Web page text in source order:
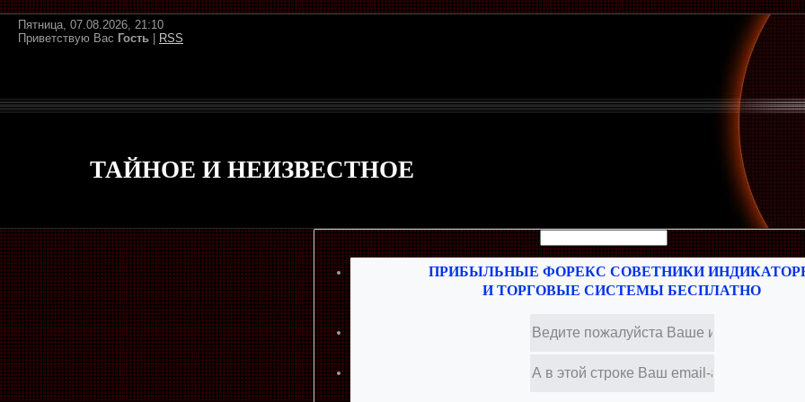
Пятница, 07.08.2026, 21:10
Приветствую Вас Гость RSS
ТАЙНОЕ И НЕИЗВЕСТНОЕ
ПРИБЫЛЬНЫЕ ФОРЕКС СОВЕТНИКИ
И ТОРГОВЫЕ СИСТЕМЫ БЕСПЛАТНО